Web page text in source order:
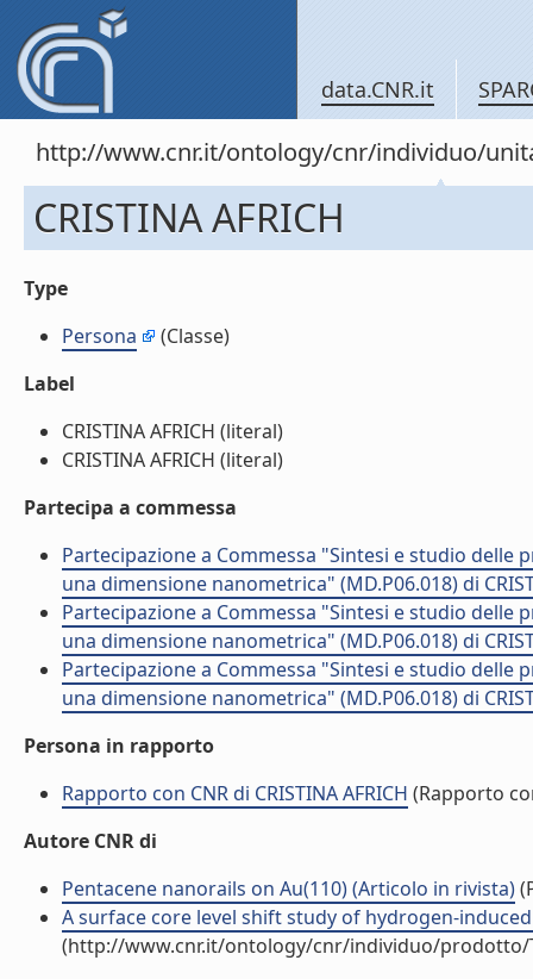
data.CNR.it
http://www.cnr.it/ontology/cnr/individuo/
CRISTINA AFRICH
Type
Persona
(Classe)
Label
CRISTINA AFRICH (literal)
CRISTINA AFRICH (literal)
Partecipa a commessa
Partecipazione a Commessa "Sintesi e studio
una dimensione nanometrica" (MD.P06.018) di
Partecipazione a Commessa "Sintesi e studio
una dimensione nanometrica" (MD.P06.018) di
Partecipazione a Commessa "Sintesi e studio
una dimensione nanometrica" (MD.P06.018) di
Persona in rapporto
Rapporto con CNR di CRISTINA AFRICH (Rapporto
Autore CNR di
Pentacene nanorails on Au(110) (Articolo in rivista)
A surface core level shift study of hydrogen-
(http://www.cnr.it/ontology/cnr/individuo/prodotto/